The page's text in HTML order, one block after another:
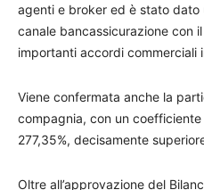
agenti e broker ed è stato dato
canale bancassicurazione con
importanti accordi commerciali
Viene confermata anche la
compagnia, con un
277,35%, decisamente
Oltre all’approvazione del